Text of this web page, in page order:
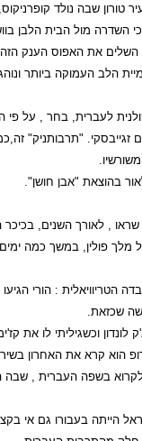
שבה נולד
השדרה מול הבית הלבן
את האפוס הענק
הלב העמוקה ביותר
לעברית, בחר , על פי
"תרבותניק"
בהוצאת "אבן חושן".
, לאורך השנים,
מלך פולין, במשך כמה
הטריוויאלית : הורי
שכזאת.
וכשגיליתי לו את
הוא קרא את האחרון
בשפה העברית , שבה
הייתה בעבורו גם אי